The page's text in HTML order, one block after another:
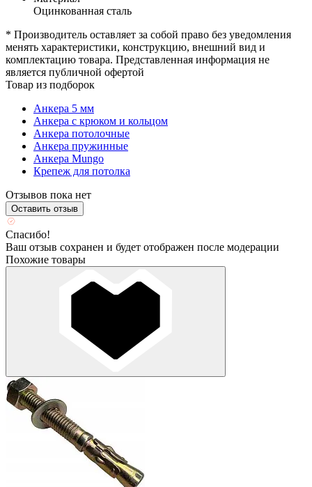
Оцинкованная сталь
* Производитель оставляет за собой право без уведомления
менять характеристики, конструкцию, внешний вид и
комплектацию товара. Представленная информация не
является публичной офертой
Товар из подборок
Анкера 5 мм
Анкера с крюком и кольцом
Анкера потолочные
Анкера пружинные
Анкера Mungo
Крепеж для потолка
Отзывов пока нет
Оставить отзыв
Спасибо!
Ваш отзыв сохранен и будет отображен после модерации
Похожие товары